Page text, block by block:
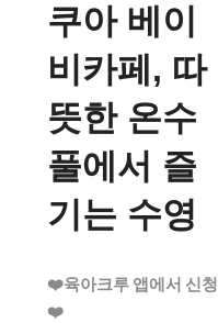
쿠아 베이
비카페, 따
뜻한 온수
풀에서 즐
기는 수영
❤️육아크루 앱에서 신청
❤️